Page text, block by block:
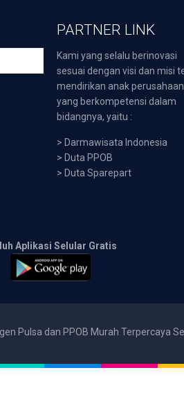
PARTNER LINK
Kami yang selalu berinovasi
sesuai dengan visi dan misi
mendirikan anak perusahaan
yang berkompetensi dalam
bidangnya, yaitu :
> Darmawisata Indonesia
> Duta PPOB
> Duta Sparepart
Aplikasi Selular Gratis
Pulsa dan PPOB Murah Terpercaya